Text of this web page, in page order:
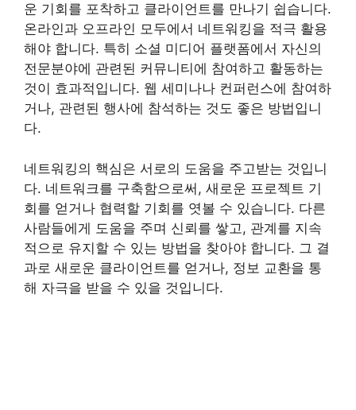
운 기회를 포착하고 클라이언트를 만나기 쉽습니다.
온라인과 오프라인 모두에서 네트워킹을 적극 활용
해야 합니다. 특히 소셜 미디어 플랫폼에서 자신의
전문분야에 관련된 커뮤니티에 참여하고 활동하는
것이 효과적입니다. 웹 세미나나 컨퍼런스에 참여하
거나, 관련된 행사에 참석하는 것도 좋은 방법입니
다.
네트워킹의 핵심은 서로의 도움을 주고받는 것입니
다. 네트워크를 구축함으로써, 새로운 프로젝트 기
회를 얻거나 협력할 기회를 엿볼 수 있습니다. 다른
사람들에게 도움을 주며 신뢰를 쌓고, 관계를 지속
적으로 유지할 수 있는 방법을 찾아야 합니다. 그 결
과로 새로운 클라이언트를 얻거나, 정보 교환을 통
해 자극을 받을 수 있을 것입니다.